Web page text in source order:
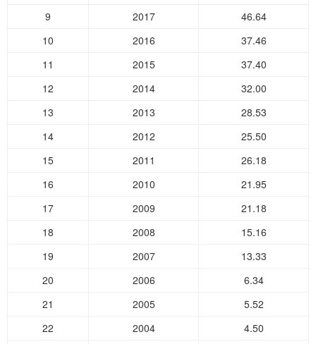
9
2017
46.64
10
2016
37.46
11
2015
37.40
12
2014
32.00
13
2013
28.53
14
2012
25.50
15
2011
26.18
16
2010
21.95
17
2009
21.18
18
2008
15.16
19
2007
13.33
20
2006
6.34
21
2005
5.52
22
2004
4.50